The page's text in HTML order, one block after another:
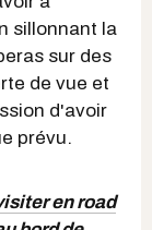
sillonnant la
sur des
de vue et
d'avoir
prévu.
en road